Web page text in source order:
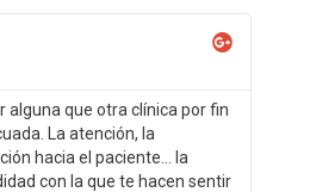
alguna que otra clínica por fin
La atención, la
hacia el paciente... la
con la que te hacen sentir